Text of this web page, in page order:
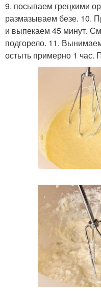
9. посыпаем грецкими
размазываем безе. 10.
и выпекаем 45 минут.
подгорело. 11.
остыть примерно 1 час.